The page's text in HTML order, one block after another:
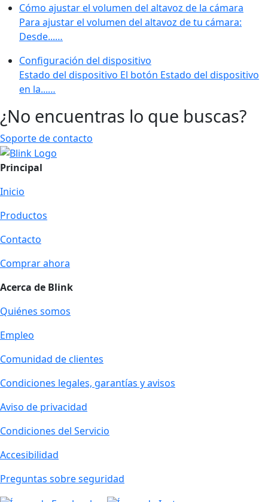
Cómo ajustar el volumen del altavoz de la cámara
Para ajustar el volumen del altavoz de tu cámara:
Desde...…
Configuración del dispositivo
Estado del dispositivo El botón Estado del dispositivo
en la...…
¿No encuentras lo que buscas?
Soporte de contacto
Principal
Inicio
Productos
Contacto
Comprar ahora
Acerca de Blink
Quiénes somos
Empleo
Comunidad de clientes
Condiciones legales, garantías y avisos
Aviso de privacidad
Condiciones del Servicio
Accesibilidad
Preguntas sobre seguridad